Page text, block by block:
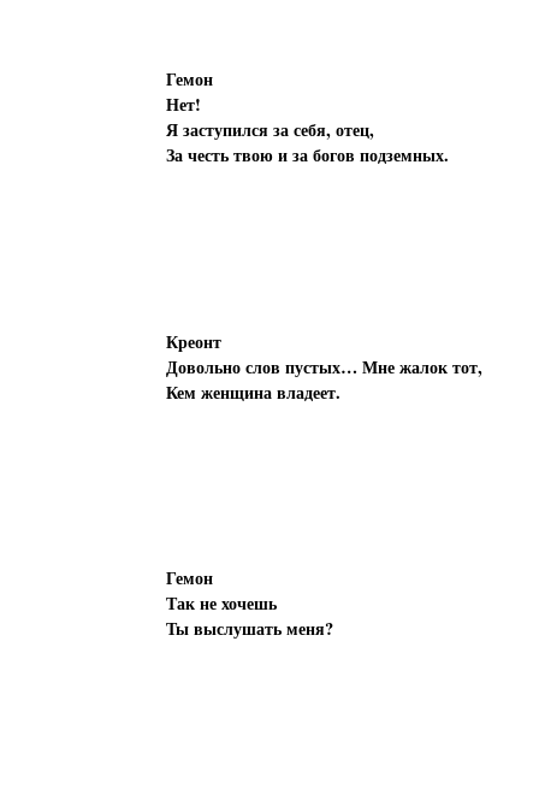
Гемон
Нет!
Я заступился за себя, отец,
За честь твою и за богов подземных.
Креонт
Довольно слов пустых… Мне жалок тот,
Кем женщина владеет.
Гемон
Так не хочешь
Ты выслушать меня?